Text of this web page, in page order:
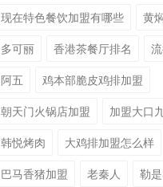
现在特色餐饮加盟有哪些
黄
多可丽
香港茶餐厅排名
阿五
鸡本部脆皮鸡排加盟
朝天门火锅店加盟
加盟大口
韩悦烤肉
大鸡排加盟怎么样
巴马香猪加盟
老秦人
勒